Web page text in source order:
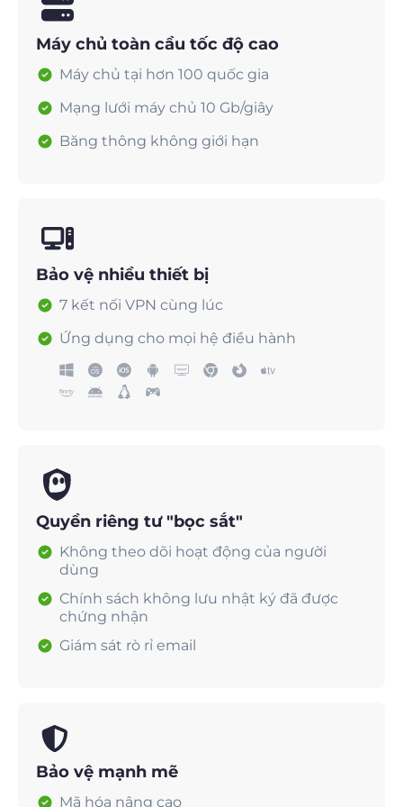
Máy chủ toàn cầu tốc độ cao
Máy chủ tại hơn 100 quốc gia
Mạng lưới máy chủ 10 Gb/giây
Băng thông không giới hạn
Bảo vệ nhiều thiết bị
7 kết nối VPN cùng lúc
Ứng dụng cho mọi hệ điều hành
Quyền riêng tư "bọc sắt"
Không theo dõi hoạt động của người
dùng
Chính sách không lưu nhật ký đã được
chứng nhận
Giám sát rò rỉ email
Bảo vệ mạnh mẽ
Mã hóa nâng cao